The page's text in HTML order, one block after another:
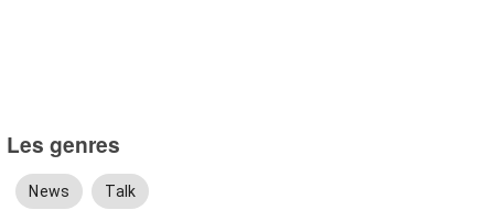
Les genres
News Talk